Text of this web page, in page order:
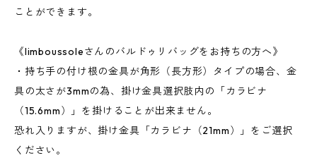
ことができます。
《limboussoleさんのバルドゥリバッグをお持ちの方へ》
・持ち手の付け根の金具が角形（長方形）タイプの場合、金
具の太さが3mmの為、掛け金具選択肢内の「カラビナ
（15.6mm）」を掛けることが出来ません。
恐れ入りますが、掛け金具「カラビナ（21mm）」をご選択
ください。